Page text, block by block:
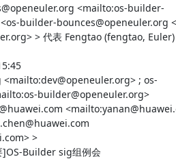
<mailto:os-builder-
builder-bounces@openeuler.org
> 代表 Fengtao (fengtao,
; os-
builder@openeuler.org>
>
Builder sig组例会